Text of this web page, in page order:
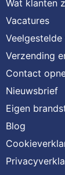
Wat klanten
Vacatures
Veelgestelde
Verzending
Contact
Nieuwsbrief
Eigen
Blog